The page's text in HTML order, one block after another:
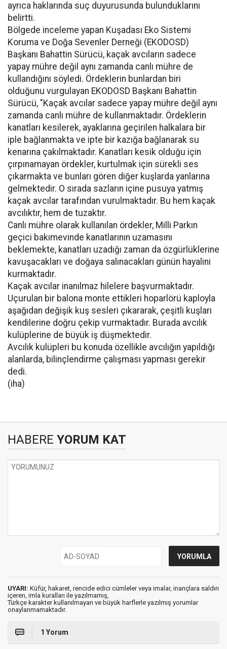
ayrıca haklarında suç duyurusunda bulunduklarını
belirtti.
Bölgede inceleme yapan Kuşadası Eko Sistemi
Koruma ve Doğa Sevenler Derneği (EKODOSD)
Başkanı Bahattin Sürücü, kaçak avcıların sadece
yapay mühre değil aynı zamanda canlı mühre de
kullandığını söyledi. Ördeklerin bunlardan biri
olduğunu vurgulayan EKODOSD Başkanı Bahattin
Sürücü, "Kaçak avcılar sadece yapay mühre değil aynı
zamanda canlı mühre de kullanmaktadır. Ördeklerin
kanatları kesilerek, ayaklarına geçirilen halkalara bir
iple bağlanmakta ve ipte bir kazığa bağlanarak su
kenarına çakılmaktadır. Kanatları kesik olduğu için
çırpınamayan ördekler, kurtulmak için sürekli ses
çıkarmakta ve bunları gören diğer kuşlarda yanlarına
gelmektedir. O sırada sazların içine pusuya yatmış
kaçak avcılar tarafından vurulmaktadır. Bu hem kaçak
avcılıktır, hem de tuzaktır.
Canlı mühre olarak kullanılan ördekler, Milli Parkın
geçici bakımevinde kanatlarının uzamasını
beklemekte, kanatları uzadığı zaman da özgürlüklerine
kavuşacakları ve doğaya salınacakları günün hayalini
kurmaktadır.
Kaçak avcılar inanılmaz hilelere başvurmaktadır.
Uçurulan bir balona monte ettikleri hoparlörü kaployla
aşağıdan değişik kuş sesleri çıkararak, çeşitli kuşları
kendilerine doğru çekip vurmaktadır. Burada avcılık
kulüplerine de büyük iş düşmektedir.
Avcılık kulüpleri bu konuda özellikle avcılığın yapıldığı
alanlarda, bilinçlendirme çalışması yapması gerekir
dedi.
(iha)
HABERE YORUM KAT
UYARI: Küfür, hakaret, rencide edici cümleler veya imalar, inançlara saldırı
içeren, imla kuralları ile yazılmamış,
Türkçe karakter kullanılmayan ve büyük harflerle yazılmış yorumlar
onaylanmamaktadır.
1 Yorum